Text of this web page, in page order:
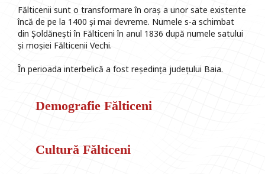
Fălticenii sunt o transformare în oraș a unor sate existente
încă de pe la 1400 și mai devreme. Numele s-a schimbat
din Șoldănești în Fălticeni în anul 1836 după numele satului
și moșiei Fălticenii Vechi.
În perioada interbelică a fost reședința județului Baia.
Demografie Fălticeni
Cultură Fălticeni